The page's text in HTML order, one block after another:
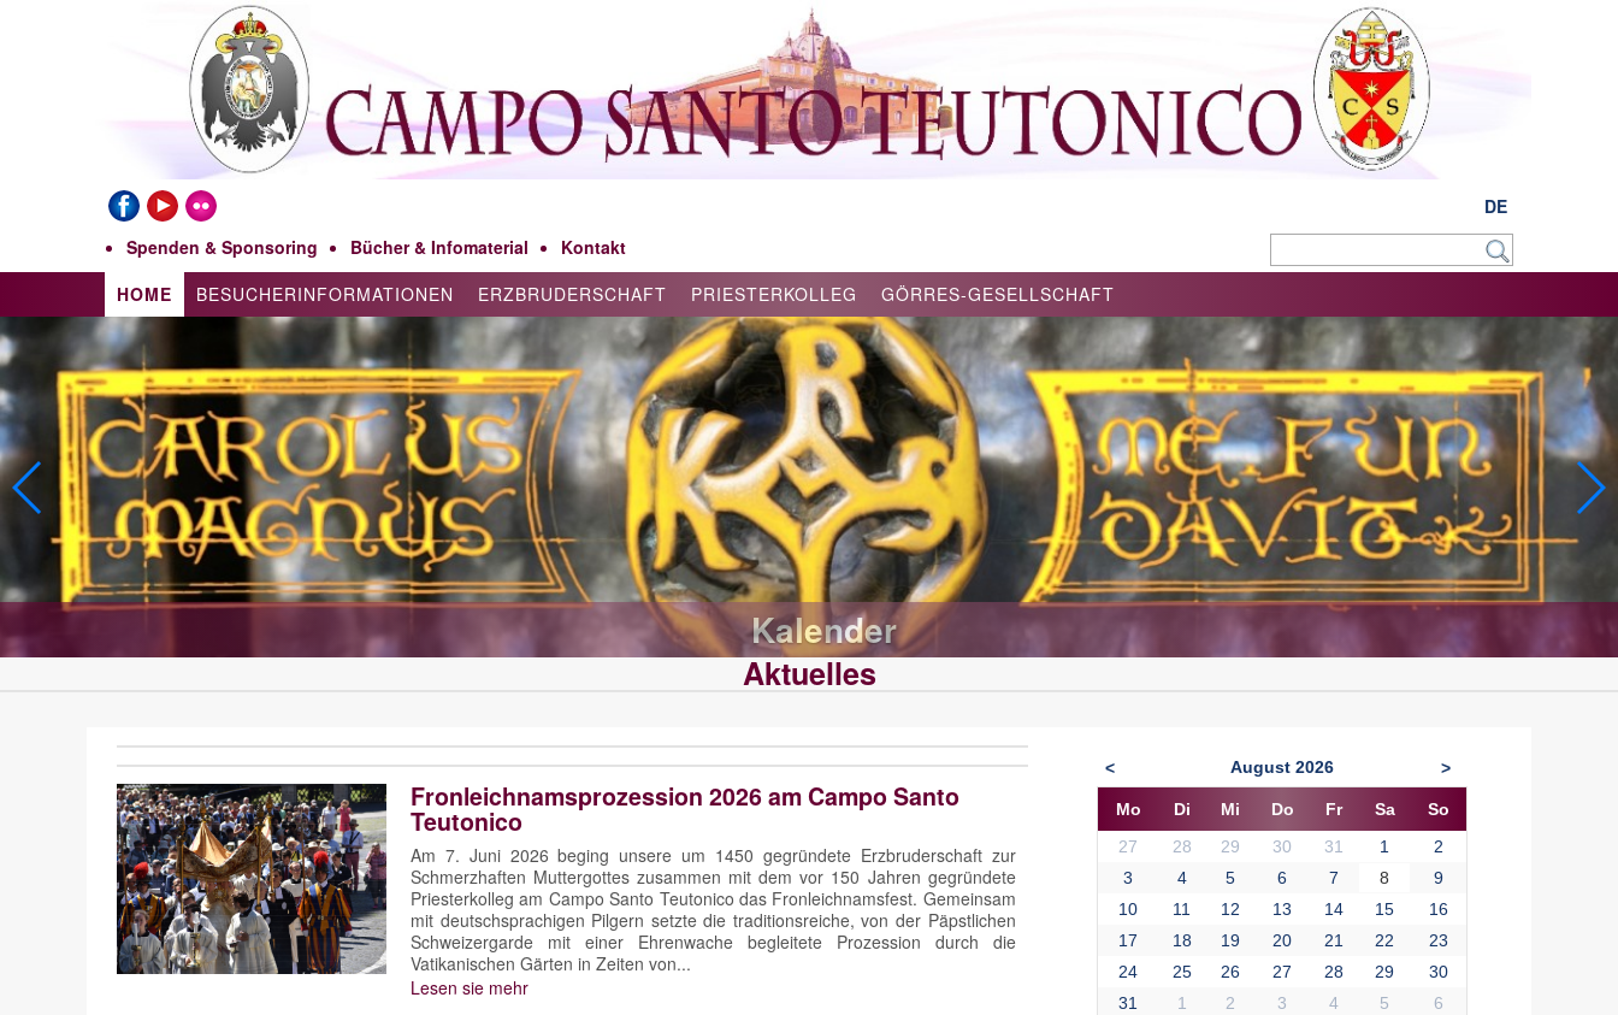
DE
Spenden & Sponsoring
Bücher & Infomaterial
Kontakt
HOME
BESUCHERINFORMATIONEN ERZBRUDERSCHAFT PRIESTERKOLLEG GÖRRES-GESELLSCHAFT
Kalender
Aktuelles
Fronleichnamsprozession 2026 am Campo Santo
Teutonico
Am 7. Juni 2026 beging unsere um 1450 gegründete Erzbruderschaft zur
Schmerzhaften Muttergottes zusammen mit dem vor 150 Jahren gegründete
Priesterkolleg am Campo Santo Teutonico das Fronleichnamsfest. Gemeinsam
mit deutschsprachigen Pilgern setzte die traditionsreiche, von der Päpstlichen
Schweizergarde mit einer Ehrenwache begleitete Prozession durch die
Vatikanischen Gärten in Zeiten von...
Lesen sie mehr
< >
August 2026
Mo Di Mi Do Fr Sa
So
27
28 29 30 31 1
2
3
4 5 6 7 8
9
10
11 12 13 14 15
16
17
18 19 20 21 22
23
24
25 26 27 28 29
30
31
1 2 3 4 5 6